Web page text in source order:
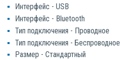
Интерфейс - USB
Интерфейс - Bluetooth
Тип подключения - Проводное
Тип подключения - Беспроводное
Размер - Стандартный